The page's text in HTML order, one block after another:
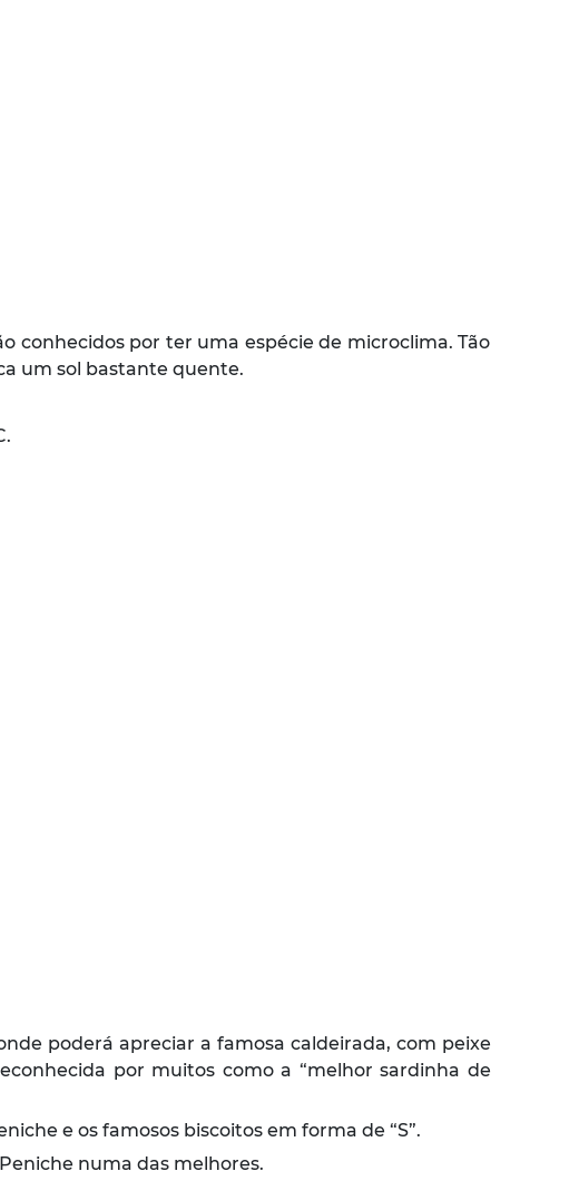
conhecidos por ter uma espécie de microclima. Tão
um sol bastante quente.
poderá apreciar a famosa caldeirada, com peixe
por muitos como a “melhor sardinha de
e os famosos biscoitos em forma de “S”.
numa das melhores.